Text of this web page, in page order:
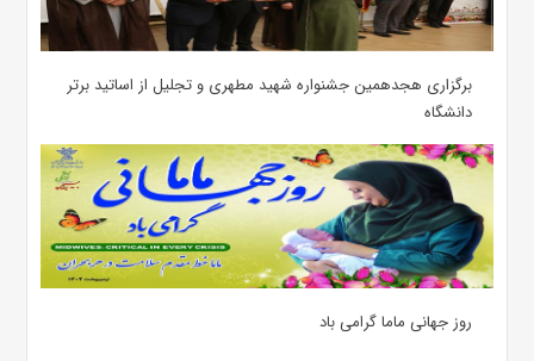
برگزاری هجدهمین جشنواره شهید مطهری و تجلیل از اساتید برتر
دانشگاه
روز جهانی ماما گرامی باد